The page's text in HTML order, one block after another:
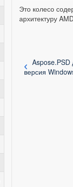
Это колесо
архитектуру
Aspose.PSD
версия